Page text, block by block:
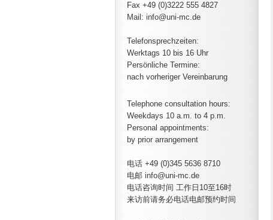
Fax +49 (0)3222 555 4827
Mail: info@uni-mc.de
Telefonsprechzeiten:
Werktags 10 bis 16 Uhr
Persönliche Termine:
nach vorheriger Vereinbarung
Telephone consultation hours:
Weekdays 10 a.m. to 4 p.m.
Personal appointments:
by prior arrangement
电话 +49 (0)345 5636 8710
电邮 info@uni-mc.de
电话咨询时间 工作日10至16时
来访前请务必电话电邮预约时间